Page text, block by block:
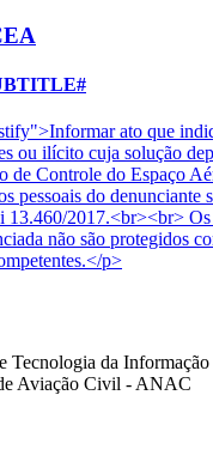
ato que
ou ilícito cuja solução
de Controle do Espaço
pessoais do denunciante
13.460/2017.<br><br> Os
não são protegidos
p>
Tecnologia da
Aviação Civil - ANAC